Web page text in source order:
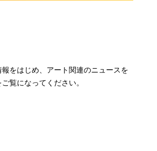
をはじめ、アート関連のニュースを
覧になってください。